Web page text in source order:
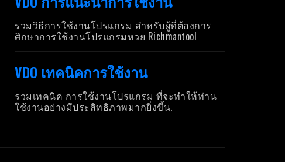
รวมวิธีการใช้งานโปรแกรม สำหรับผู้ที่ต้องการ
ศึกษาการใช้งานโปรแกรมหวย Richmantool
VDO เทคนิคการใช้งาน
รวมเทคนิค การใช้งานโปรแกรม ที่จะทำให้ท่าน
ใช้งานอย่างมีประสิทธิภาพมากยิ่งขึ้น.